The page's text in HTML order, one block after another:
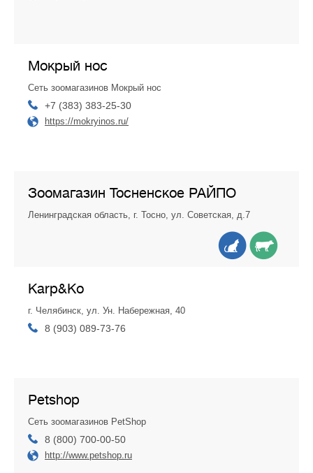
Мокрый нос
Сеть зоомагазинов Мокрый нос
+7 (383) 383-25-30
https://mokryinos.ru/
Зоомагазин Тосненское РАЙПО
Ленинградская область, г. Тосно, ул. Советская, д.7
Karp&Ko
г. Челябинск, ул. Ун. Набережная, 40
8 (903) 089‑73-76
Petshop
Cеть зоомагазинов PetShop
8 (800) 700-00-50
http://www.petshop.ru